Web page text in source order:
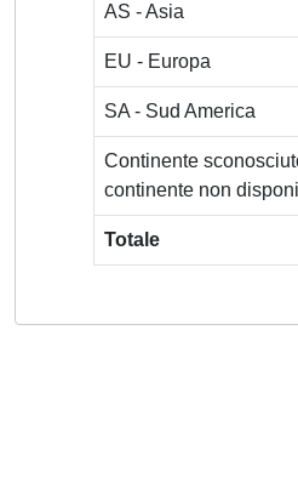
AS - Asia
EU - Europa
SA - Sud America
Continente
continente non
Totale